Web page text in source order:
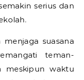
serius dan
suasana
teman-
meskipun waktu